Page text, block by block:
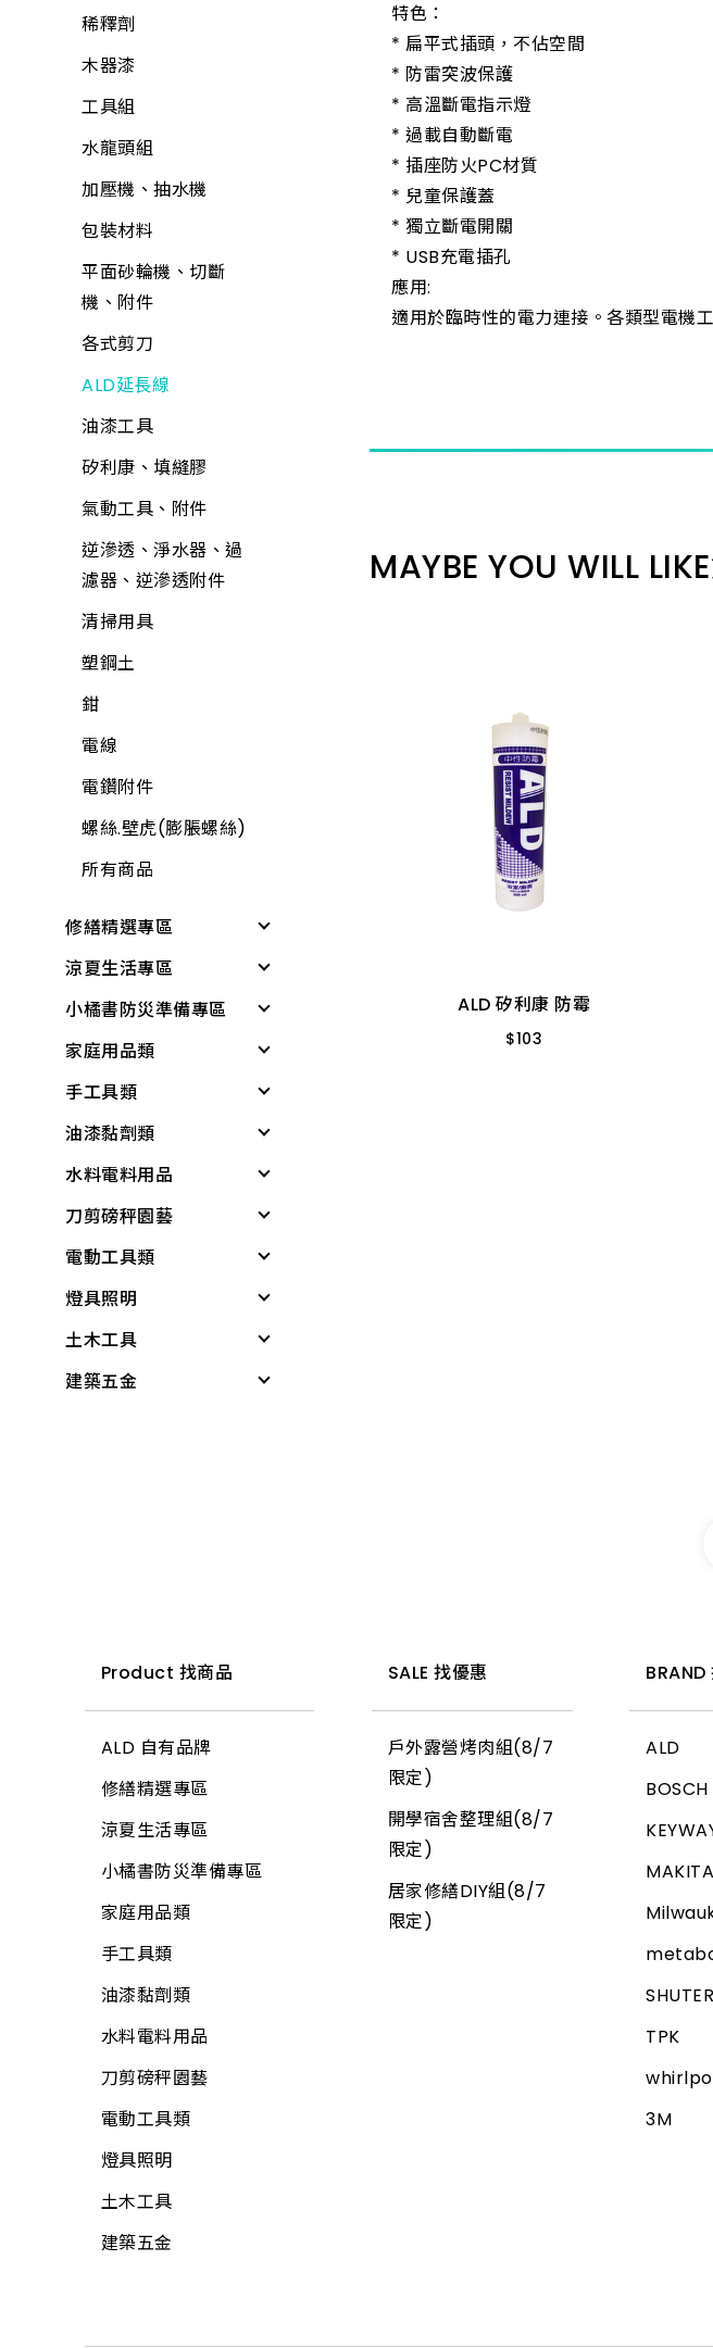
稀釋劑
木器漆
工具組
水龍頭組
加壓機、抽水機
包裝材料
平面砂輪機、切斷
機、附件
各式剪刀
ALD延長線
油漆工具
矽利康、填縫膠
氣動工具、附件
逆滲透、淨水器、過
濾器、逆滲透附件
清掃用具
塑鋼土
鉗
電線
電鑽附件
螺絲.壁虎(膨脹螺絲)
所有商品
修繕精選專區
修繕工具
工作防護
居家生活
所有商品
涼夏生活專區
涼感降溫
戶外遮陽
夏季防護
夏日清爽
所有商品
小橘書防災準備專區
緊急照明與多功能工
具
基本工具與應變器材
繩索與固定材料
個人防護與安全
儲水與應急用品
所有商品
家庭用品類
個人清潔衛生用品
衛浴用品
洗衣、晾曬用品
廚房用品
保鮮膜、保鮮盒、保
鮮袋
水壺、水杯、水瓶
打火機、瓦斯爐
防蟲、殺蟲劑
消毒、殺菌
居家生活
居家安全
3C用品
冷氣、電視搖控器
汽、機車用品
文具用品
包裝材料
休閒娛樂
露營用品
戶外烤肉
科學玩具
手工具類
螺絲起子
板手
套筒工具
工具組
鉗
剪
鑷子
清洗劑
吊掛用品
護具
所有商品
油漆黏劑類
黏劑
塑鋼土
矽利康、填縫劑
稀釋劑
水泥漆、乳膠漆
調合漆、油漆
黏劑工具
研磨工具
牛油、潤滑油
所有商品
水料電料用品
水龍頭組
龍頭組附件
蓮蓬頭、沖洗器
水龍頭
外牙、三通
馬桶、水箱附件
鏡箱
抽排風機
逆滲透、淨水器、過
濾器、逆滲透配件
熱水器、附件
洗衣機附件
冷氣附件
水塔、水塔附件
水管夾具(管束、管
刀剪磅秤園藝
各式剪刀
各式刀具
磅秤、電子秤
花盆
捕蟲網
防曬用品
固定繩、鍊
所有商品
電動工具類
電動工具
電鑽
電鑽附件
木機具、附件
砂輪機、附件
毛輪機、附件
吸塵器、附件
農機具、附件
其它電動工具
焊接機具、附件
氣動工具、附件
加壓機、抽水機
所有商品
燈具照明
其他燈具
感應燈具
小燈泡
所有商品
土木工具
無塵室商品
鏟、扒
推水、土平、杓
土地界標
彎筋拉桿
畚箕
抹刀、推刀
補杯、漆刀
水泥、磁磚用具
鑿刀
各式木柄
電動工具附件
工具袋
S腰帶
高空安全帶
建築五金
天花板
地磚
玻璃
信箱
鉤類
螺絲
自功螺絲
壁虎(膨脹螺絲)
板模線材
線材
木材
板材
網材
水電角鋼
釘類
特色：
* 扁平式插頭，不佔空間
* 防雷突波保護
* 高溫斷電指示燈
* 過載自動斷電
* 插座防火PC材質
* 兒童保護蓋
* 獨立斷電開關
* USB充電插孔
應用:
適用於臨時性的電力連接。各類型電機
MAYBE YOU WILL LIKE
ALD陽離子樹脂濾心
$205
$ 205
ALD 矽利康 防霉
$103
ALD 矽利康 防霉
$103
白色 300ml衛浴用
Product 找商品
ALD 自有品牌
修繕精選專區
涼夏生活專區
小橘書防災準備專區
家庭用品類
手工具類
油漆黏劑類
水料電料用品
刀剪磅秤園藝
電動工具類
燈具照明
土木工具
建築五金
SALE 找優惠
戶外露營烤肉組(8/7
限定)
開學宿舍整理組(8/7
限定)
居家修繕DIY組(8/7
限定)
BRAND
ALD
BOSCH
MAKITA
SHUTER
TPK
3M